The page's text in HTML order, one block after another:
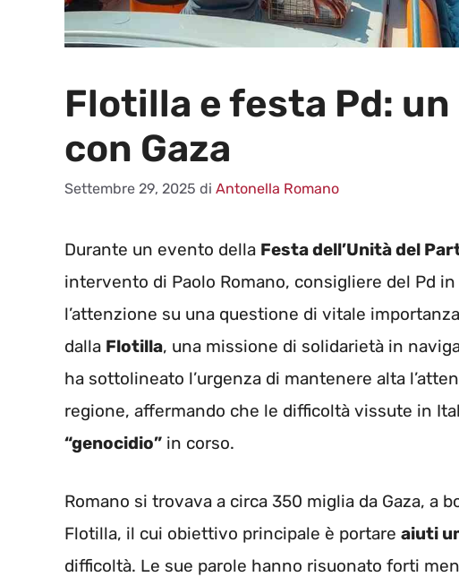
Flotilla e festa Pd:
con Gaza
Settembre 29, 2025 di Antonella Romano
Durante un evento della Festa dell’Unità del
intervento di Paolo Romano, consigliere del Pd
l’attenzione su una questione di vitale
dalla Flotilla, una missione di solidarietà in
ha sottolineato l’urgenza di mantenere alta
regione, affermando che le difficoltà vissute in
“genocidio” in corso.
Romano si trovava a circa 350 miglia da Gaza, a
Flotilla, il cui obiettivo principale è portare aiuti
difficoltà. Le sue parole hanno risuonato forti